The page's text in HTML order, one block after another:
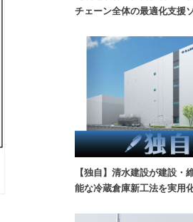
チェーン全体の最適化支援
【独自】清水建設が建設・
能な冷蔵倉庫新工法を実用